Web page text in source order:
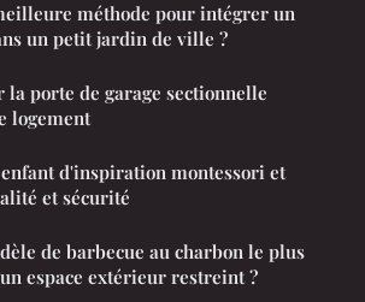
méthode pour intégrer un
un petit jardin de ville ?
la porte de garage sectionnelle
logement
d'inspiration montessori et
et sécurité
de barbecue au charbon le plus
espace extérieur restreint ?